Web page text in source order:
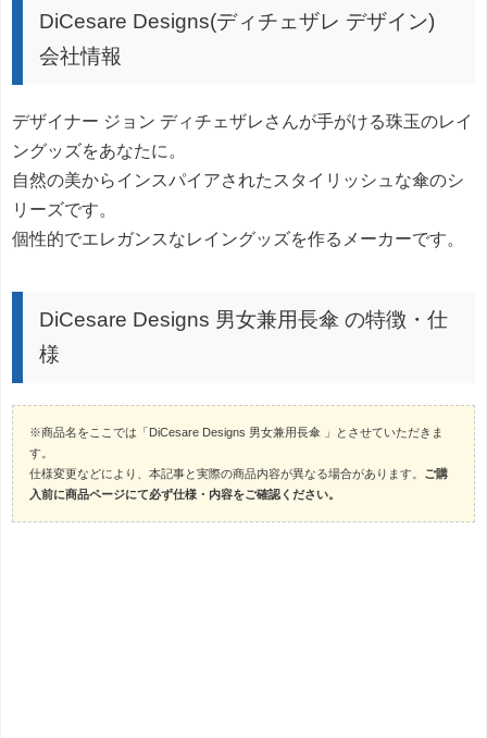
DiCesare Designs(ディチェザレ デザイン)
会社情報
デザイナー ジョン ディチェザレさんが手がける珠玉のレイ
ングッズをあなたに。
自然の美からインスパイアされたスタイリッシュな傘のシ
リーズです。
個性的でエレガンスなレイングッズを作るメーカーです。
DiCesare Designs 男女兼用長傘 の特徴・仕
様
※商品名をここでは「DiCesare Designs 男女兼用長傘 」とさせていただきま
す。
仕様変更などにより、本記事と実際の商品内容が異なる場合があります。 ご購
入前に商品ページにて必ず仕様・内容をご確認ください。